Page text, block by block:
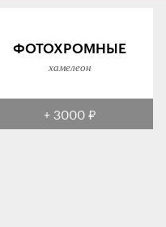
ФОТОХРОМНЫЕ
хамелеон
+ 3000 ₽